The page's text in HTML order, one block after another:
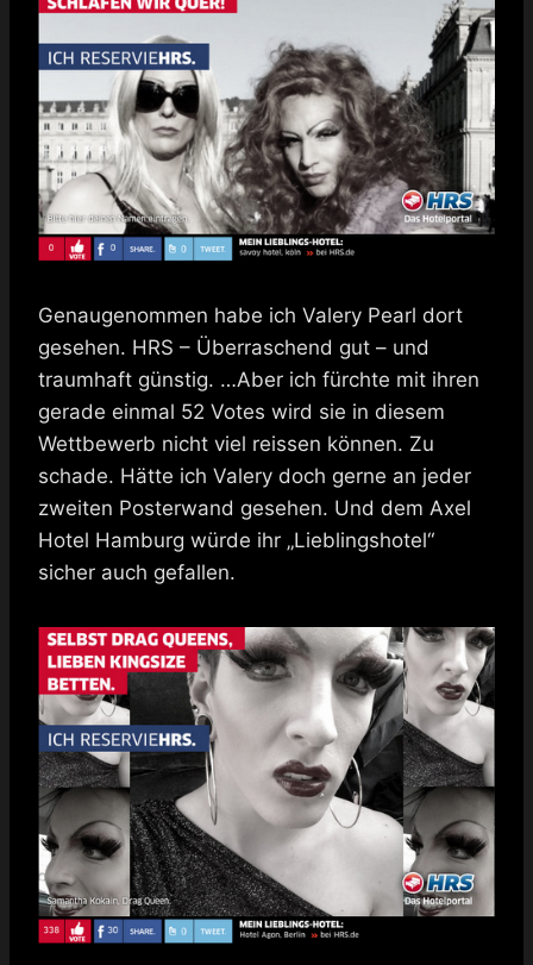
Genaugenommen habe ich Valery Pearl dort
gesehen. HRS – Überraschend gut – und
traumhaft günstig. …Aber ich fürchte mit ihren
gerade einmal 52 Votes wird sie in diesem
Wettbewerb nicht viel reissen können. Zu
schade. Hätte ich Valery doch gerne an jeder
zweiten Posterwand gesehen. Und dem Axel
Hotel Hamburg würde ihr „Lieblingshotel“
sicher auch gefallen.